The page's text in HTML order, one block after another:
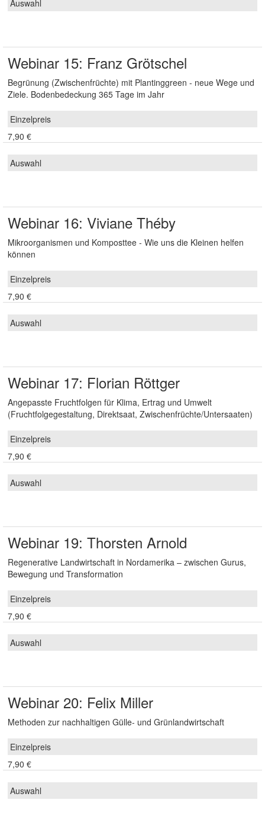
Webinar 15: Franz Grötschel
Begrünung (Zwischenfrüchte) mit Plantinggreen - neue Wege und
Ziele. Bodenbedeckung 365 Tage im Jahr
7,90 €
Webinar 16: Viviane Théby
Mikroorganismen und Komposttee - Wie uns die Kleinen helfen
können
7,90 €
Webinar 17: Florian Röttger
Angepasste Fruchtfolgen für Klima, Ertrag und Umwelt
(Fruchtfolgegestaltung, Direktsaat, Zwischenfrüchte/Untersaaten)
7,90 €
Webinar 19: Thorsten Arnold
Regenerative Landwirtschaft in Nordamerika – zwischen Gurus,
Bewegung und Transformation
7,90 €
Webinar 20: Felix Miller
Methoden zur nachhaltigen Gülle- und Grünlandwirtschaft
7,90 €